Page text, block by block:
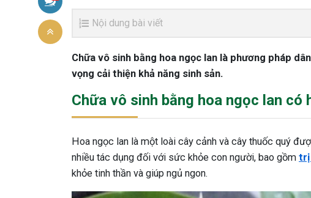
Nội dung bài viết
Chữa vô sinh bằng hoa ngọc lan là phương pháp
vọng cải thiện khả năng sinh sản.
Chữa vô sinh bằng hoa ngọc lan có
Hoa ngọc lan là một loài cây cảnh và cây thuốc quý
nhiều tác dụng đối với sức khỏe con người, bao gồm trị
khỏe tinh thần và giúp ngủ ngon.